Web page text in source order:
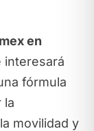
en
interesará
fórmula
la
movilidad y